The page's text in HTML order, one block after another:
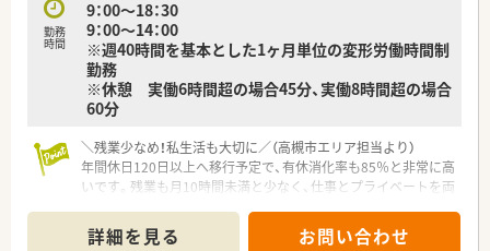
勤務
時間
9：00～18：30
9：00～14：00
※週40時間を基本とした1ヶ月単位の変形労働時間制
勤務
※休憩 実働6時間超の場合45分、実働8時間超の場合
60分
＼残業少なめ！私生活も大切に／（高槻市エリア担当より）
年間休日120日以上へ移行予定で、有休消化率も85％と非常に高
いです。残業も月10時間未満と少なく、仕事とプライベートを両
＊------------------------------------------＊
詳細を見る お問い合わせ